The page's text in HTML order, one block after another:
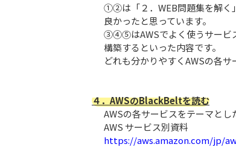
①②は「２．WEB問題集を解く
良かったと思っています。
③④⑤はAWSでよく使うサービ
構築するといった内容です。
どれも分かりやすくAWSの各サ
４．AWSのBlackBeltを読む
AWSの各サービスをテーマとし
AWS サービス別資料
https://aws.amazon.com/jp/